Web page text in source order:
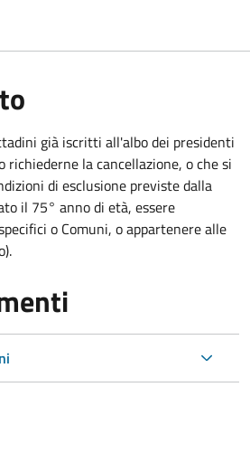
già iscritti all'albo dei presidenti
richiederne la cancellazione, o che si
di esclusione previste dalla
il 75° anno di età, essere
o Comuni, o appartenere alle